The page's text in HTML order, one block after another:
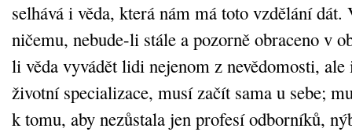
selhává i věda, která nám má toto vzdělání dát.
ničemu, nebude-li stále a pozorně obraceno v
li věda vyvádět lidi nejenom z nevědomosti,
životní specializace, musí začít sama u sebe;
k tomu, aby nezůstala jen profesí odborníků,